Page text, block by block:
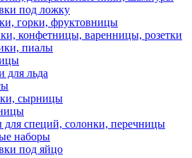
под ложку
горки, фруктовницы
конфетницы, варенницы, розетки
пиалы
для льда
сырницы
для специй, солонки, перечницы
наборы
под яйцо